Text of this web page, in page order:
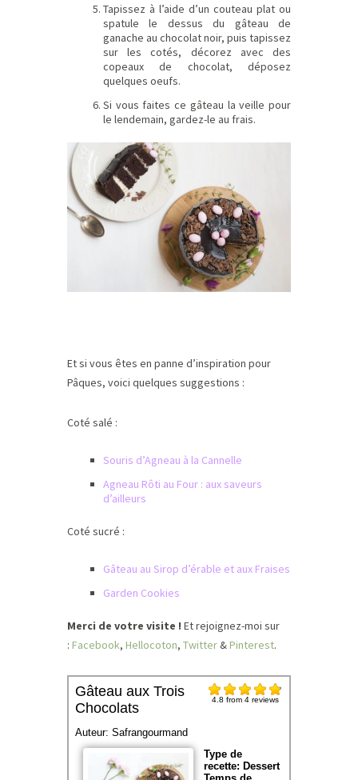
Tapissez à l’aide d’un couteau plat ou
spatule le dessus du gâteau de
ganache au chocolat noir, puis tapissez
sur les cotés, décorez avec des
copeaux de chocolat, déposez
quelques oeufs.
Si vous faites ce gâteau la veille pour
le lendemain, gardez-le au frais.
Et si vous êtes en panne d’inspiration pour
Pâques, voici quelques suggestions :
Coté salé :
Souris d’Agneau à la Cannelle
Agneau Rôti au Four : aux saveurs
d’ailleurs
Coté sucré :
Gâteau au Sirop d’érable et aux Fraises
Garden Cookies
Merci de votre visite ! Et rejoignez-moi sur
: Facebook, Hellocoton, Twitter&Pinterest.
4.8 from 4reviews
Gâteau aux Trois
Chocolats
Auteur: Safrangourmand
Type de
recette:Dessert